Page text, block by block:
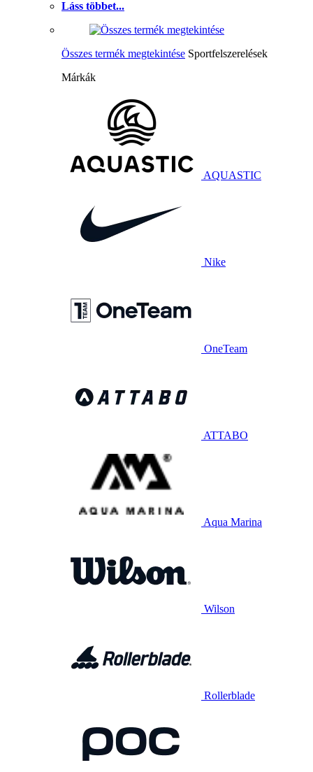
Láss többet...
Összes termék megtekintése Sportfelszerelések
Márkák
AQUASTIC
Nike
OneTeam
ATTABO
Aqua Marina
Wilson
Rollerblade